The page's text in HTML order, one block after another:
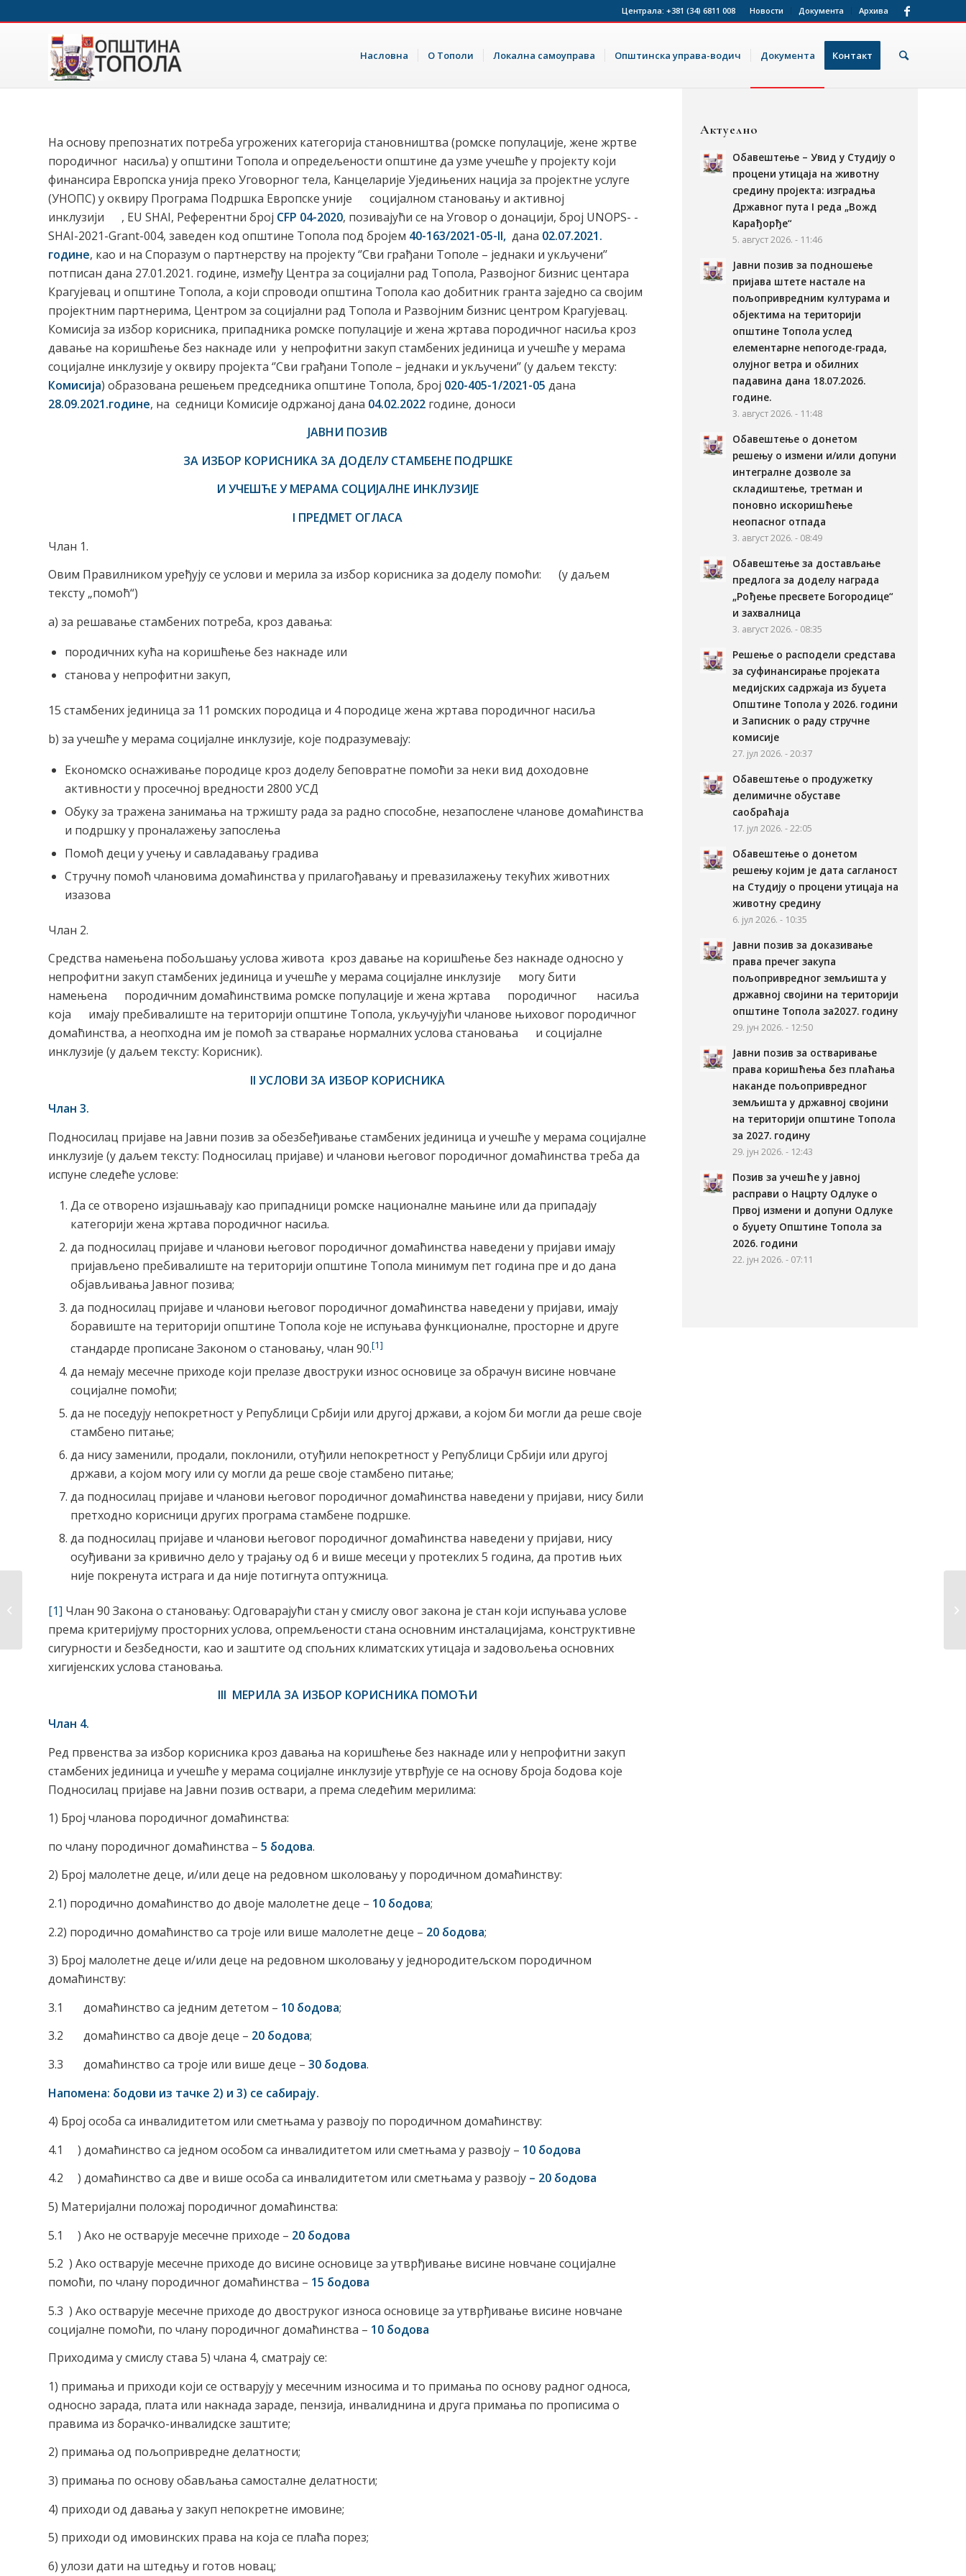
Новости Документа Архива
Централа: +381 (34) 6811 008
Насловна О Тополи Локална самоуправа Општинска управа-водич Документа Контакт
На основу препознатих потреба угрожених категорија становништва (ромске популације, жене жртве
породичног насиља) у општини Топола и опредељености општине да узме учешће у пројекту кoји
финансира Европска унија преко Уговорног тела, Канцеларије Уједињених нација за пројектне услуге
(УНОПС) у оквиру Програма Подршка Европске уније социјалном становању и активној
инклузији , EU SHAI, Референтни број CFP 04-2020, позивајући се на Уговор о донацији, број UNOPS- -
SHAI-2021-Grant-004, заведен код општине Топола под бројем 40-163/2021-05-II, дана 02.07.2021.
године, као и на Споразум о партнерству на пројекту ‘’Сви грађани Тополе – једнаки и укључени’’
потписан дана 27.01.2021. године, између Центра за социјални рад Топола, Развојног бизнис центара
Крагујевац и општине Топола, а који спроводи општина Топола као добитник гранта заједно са својим
пројектним партнерима, Центром за социјални рад Топола и Развојним бизнис центром Крагујевац.
Комисија за избор корисника, припадника ромске популације и жена жртава породичног насиља кроз
давање на коришћење без накнаде или у непрофитни закуп стамбених јединица и учешће у мерама
социјалне инклузије у оквиру пројекта ‘’Сви грађани Тополе – једнаки и укључени’’ (у даљем тексту:
Комисија) образована решењем председника општине Топола, број 020-405-1/2021-05 дана
28.09.2021.године, на седници Комисије одржаној дана 04.02.2022 године, доноси
ЈАВНИ ПОЗИВ
ЗА ИЗБОР КОРИСНИКА ЗА ДОДЕЛУ СТАМБЕНЕ ПОДРШКЕ
И УЧЕШЋЕ У МЕРАМА СОЦИЈАЛНЕ ИНКЛУЗИЈЕ
I ПРЕДМЕТ ОГЛАСА
Члан 1.
Овим Правилником уређују се услови и мерила за избор корисника за доделу помоћи: (у даљем
тексту „помоћ“)
a) за решавање стамбених потреба, кроз давања:
породичних кућа на коришћење без накнаде или
станова у непрофитни закуп,
15 стамбених јединица за 11 ромских породица и 4 породице жена жртава породичног насиља
b) за учешће у мерама социјалне инклузије, које подразумевају:
Економско оснаживање породице кроз доделу беповратне помоћи за неки вид доходовне
активности у просечној вредности 2800 УСД
Обуку за тражена занимања на тржишту рада за радно способне, незапослене чланове домаћинства
и подршку у проналажењу запослења
Помоћ деци у учењу и савладавању градива
Стручну помоћ члановима домаћинства у прилагођавању и превазилажењу текућих животних
изазова
Члан 2.
Средства намењена побољшању услова живота кроз давање на коришћење без накнаде односно у
непрофитни закуп стамбених јединица и учешће у мерама социјалне инклузије могу бити
намењена породичним домаћинствима ромске популације и жена жртава породичног насиља
која имају пребивалиште на територији општине Топола, укључујући чланове њиховог породичног
домаћинства, а неопходна им је помоћ за стварање нормалних услова становања и социјалне
инклузије (у даљем тексту: Корисник).
II УСЛОВИ ЗА ИЗБОР КОРИСНИКА
Члан 3.
Подносилац пријаве на Јавни позив за обезбеђивање стамбених јединица и учешће у мерама социјалне
инклузије (у даљем тексту: Подносилац пријаве) и чланови његовог породичног домаћинства треба да
испуне следеће услове:
Да се отворено изјашњавају као припадници ромске националне мањине или да припадају
категорији жена жртава породичног насиља.
да подносилац пријаве и чланови његовог породичног домаћинства наведени у пријави имају
пријављено пребивалиште на територији општине Топола минимум пет година пре и до дана
објављивања Јавног позива;
да подносилац пријаве и чланови његовог породичног домаћинства наведени у пријави, имају
боравиште на територији општине Топола које не испуњава функционалне, просторне и друге
стандарде прописане Законом о становању, члан 90.[1]
да немају месечне приходе који прелазе двоструки износ основице за обрачун висине новчане
социјалне помоћи;
да не поседују непокретност у Републици Србији или другој држави, а којом би могли да реше своје
стамбено питање;
да нису заменили, продали, поклонили, отуђили непокретност у Републици Србији или другој
држави, а којом могу или су могли да реше своје стамбено питање;
да подносилац пријаве и чланови његовог породичног домаћинства наведени у пријави, нису били
претходно корисници других програма стамбене подршке.
да подносилац пријаве и чланови његовог породичног домаћинства наведени у пријави, нису
осуђивани за кривично дело у трајању од 6 и више месеци у протеклих 5 година, да против њих
није покренута истрага и да није потигнута оптужница.
[1] Члан 90 Закона о становању: Одговарајући стан у смислу овог закона је стан који испуњава услове
према критеријуму просторних услова, опремљености стана основним инсталацијама, конструктивне
сигурности и безбедности, као и заштите од спољних климатских утицаја и задовољења основних
хигијенских услова становања.
III МЕРИЛА ЗА ИЗБОР КОРИСНИКА ПОМОЋИ
Члан 4.
Ред првенства за избор корисника кроз давања на коришћење без накнаде или у непрофитни закуп
стамбених јединица и учешће у мерама социјалне инклузије утврђује се на основу броја бодова које
Подносилац пријаве на Јавни позив оствари, а према следећим мерилима:
1) Број чланова породичног домаћинства:
по члану породичног домаћинства – 5 бодова.
2) Број малолетне деце, и/или деце на редовном школовању у породичном домаћинству:
2.1) породично домаћинство до двоје малолетне деце – 10 бодова;
2.2) породично домаћинство са троје или више малолетне деце – 20 бодова;
3) Број малолетне деце и/или деце на редовном школовању у једнородитељском породичном
домаћинству:
3.1 домаћинство са једним дететом – 10 бодова;
3.2 домаћинство са двоје деце – 20 бодова;
3.3 домаћинство са троје или више деце – 30 бодова.
Напомена: бодови из тачке 2) и 3) се сабирају.
4) Број особа са инвалидитетом или сметњама у развоју по породичном домаћинству:
4.1 ) домаћинство са једном особом са инвалидитетом или сметњама у развоју – 10 бодова
4.2 ) домаћинство са две и више особа са инвалидитетом или сметњама у развоју – 20 бодова
5) Материјални положај породичног домаћинства:
5.1 ) Ако не остварује месечне приходе – 20 бодова
5.2 ) Ако остварује месечне приходе до висине основице за утврђивање висине новчане социјалне
помоћи, по члану породичног домаћинства – 15 бодова
5.3 ) Ако остварује месечне приходе до двоструког износа основице за утврђивање висине новчане
социјалне помоћи, по члану породичног домаћинства – 10 бодова
Приходима у смислу става 5) члана 4, сматрају се:
1) примања и приходи који се остварују у месечним износима и то примања по основу радног односа,
односно зарада, плата или накнада зараде, пензија, инвалиднина и друга примања по прописима о
правима из борачко-инвалидске заштите;
2) примања од пољопривредне делатности;
3) примања по основу обављања самосталне делатности;
4) приходи од давања у закуп непокретне имовине;
5) приходи од имовинских права на која се плаћа порез;
6) улози дати на штедњу и готов новац;
Актуелно
Обавештење – Увид у Студију о
процени утицаја на животну
средину пројекта: изградња
Државног пута I реда „Вожд
Карађорђе“
5. август 2026. - 11:46
Јавни позив за подношење
пријава штете настале на
пољопривредним културама и
објектима на територији
општине Топола услед
елементарне непогоде-града,
олујног ветра и обилних
падавина дана 18.07.2026.
године.
3. август 2026. - 11:48
Обавештење о донетом
решењу о измени и/или допуни
интегралне дозволе за
складиштење, третман и
поновно искоришћење
неопасног отпада
3. август 2026. - 08:49
Обавештење за достављање
предлога за доделу награда
„Рођење пресвете Богородице“
и захвалница
3. август 2026. - 08:35
Решење о расподели средстава
за суфинансирање пројеката
медијских садржаја из буџета
Општине Топола у 2026. години
и Записник о раду стручне
комисије
27. јул 2026. - 20:37
Обавештење о продужетку
делимичне обуставе
саобраћаја
17. јул 2026. - 22:05
Обавештење о донетом
решењу којим је дата сагланост
на Студију о процени утицаја на
животну средину
6. јул 2026. - 10:35
Јавни позив за доказивање
права пречег закупа
пољопривредног земљишта у
државној својини на територији
општине Топола за2027. годину
29. јун 2026. - 12:50
Јавни позив за остваривање
права коришћења без плаћања
наканде пољопривредног
земљишта у државној својини
на територији општине Топола
за 2027. годину
29. јун 2026. - 12:43
Позив за учешће у јавној
расправи о Нацрту Одлуке о
Првој измени и допуни Одлуке
о буџету Општине Топола за
2026. години
22. јун 2026. - 07:11
прикупљање
писмених понуда...